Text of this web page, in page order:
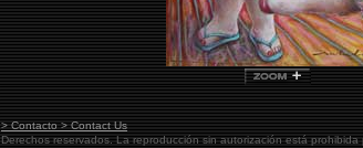
> Contacto > Contact Us
Derechos reservados. La reproducción sin autorización está